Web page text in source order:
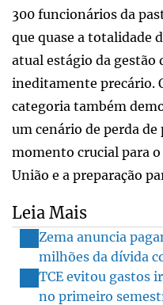
300 funcionários da
que quase a totalidade
atual estágio da gestão
ineditamente precário.
categoria também
um cenário de perda
momento crucial para
União e a preparação
Leia Mais
Zema anuncia
milhões da dívida
TCE evitou gastos
no primeiro